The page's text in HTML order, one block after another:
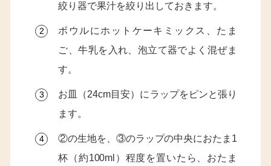
絞り器で果汁を絞り出しておきます。
ボウルにホットケーキミックス、たま
ご、牛乳を入れ、泡立て器でよく混ぜま
す。
お皿（24cm目安）にラップをピンと張り
ます。
②の生地を、③のラップの中央におたま1
杯（約100ml）程度を置いたら、おたま